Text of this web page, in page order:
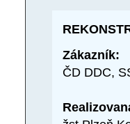
Zákazník:
ČD DDC,